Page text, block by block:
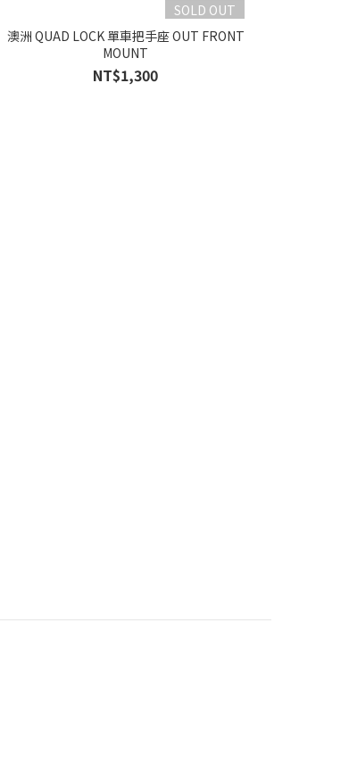
SOLD OUT
澳洲 QUAD LOCK 單車把手座 OUT FRONT
MOUNT
NT$1,300